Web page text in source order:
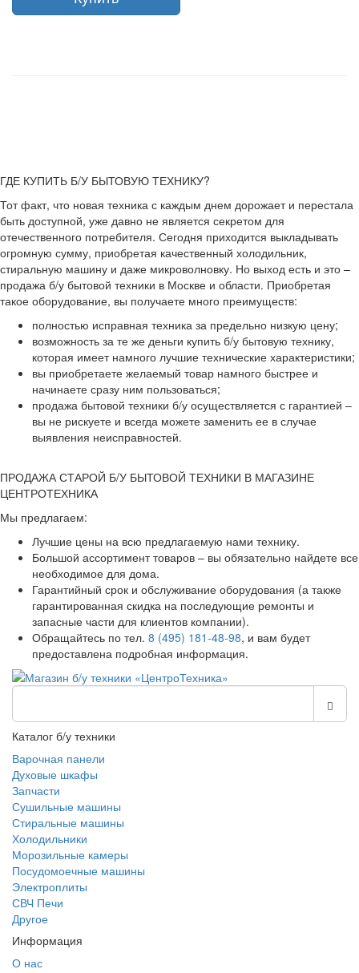
ГДЕ КУПИТЬ Б/У БЫТОВУЮ ТЕХНИКУ?
Тот факт, что новая техника с каждым днем дорожает и перестала
быть доступной, уже давно не является секретом для
отечественного потребителя. Сегодня приходится выкладывать
огромную сумму, приобретая качественный холодильник,
стиральную машину и даже микроволновку. Но выход есть и это –
продажа б/у бытовой техники в Москве и области. Приобретая
такое оборудование, вы получаете много преимуществ:
полностью исправная техника за предельно низкую цену;
возможность за те же деньги купить б/у бытовую технику,
которая имеет намного лучшие технические характеристики;
вы приобретаете желаемый товар намного быстрее и
начинаете сразу ним пользоваться;
продажа бытовой техники б/у осуществляется с гарантией –
вы не рискуете и всегда можете заменить ее в случае
выявления неисправностей.
ПРОДАЖА СТАРОЙ Б/У БЫТОВОЙ ТЕХНИКИ В МАГАЗИНЕ
ЦЕНТРОТЕХНИКА
Мы предлагаем:
Лучшие цены на всю предлагаемую нами технику.
Большой ассортимент товаров – вы обязательно найдете все
необходимое для дома.
Гарантийный срок и обслуживание оборудования (а также
гарантированная скидка на последующие ремонты и
запасные части для клиентов компании).
Обращайтесь по тел. 8 (495) 181-48-98, и вам будет
предоставлена подробная информация.
Каталог б/у техники
Варочная панели
Духовые шкафы
Запчасти
Сушильные машины
Стиральные машины
Холодильники
Морозильные камеры
Посудомоечные машины
Электроплиты
СВЧ Печи
Другое
Информация
О нас